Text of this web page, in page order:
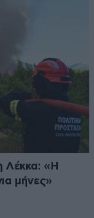
Λέκκα: «Η
μήνες»